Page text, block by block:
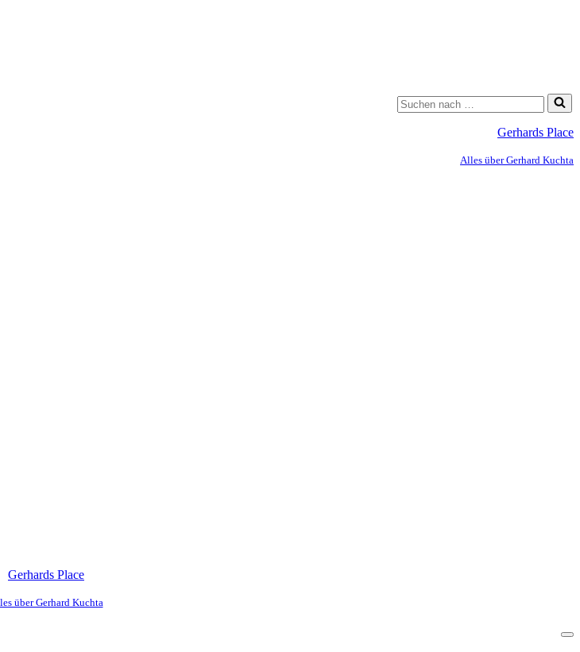
Gerhards Place
Alles über Gerhard Kuchta
Gerhards Place
über Gerhard Kuchta